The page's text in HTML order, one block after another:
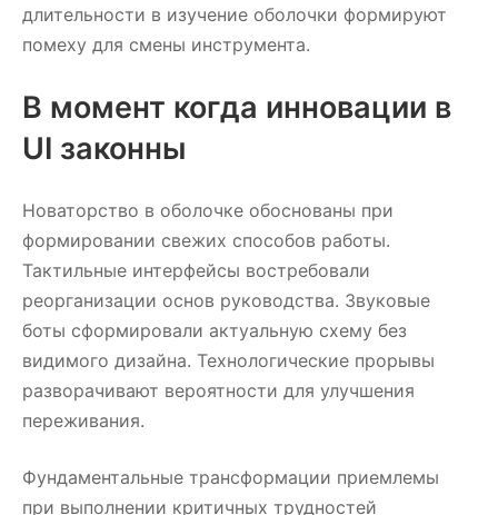
длительности в изучение оболочки формируют
помеху для смены инструмента.
В момент когда инновации в
UI законны
Новаторство в оболочке обоснованы при
формировании свежих способов работы.
Тактильные интерфейсы востребовали
реорганизации основ руководства. Звуковые
боты сформировали актуальную схему без
видимого дизайна. Технологические прорывы
разворачивают вероятности для улучшения
переживания.
Фундаментальные трансформации приемлемы
при выполнении критичных трудностей